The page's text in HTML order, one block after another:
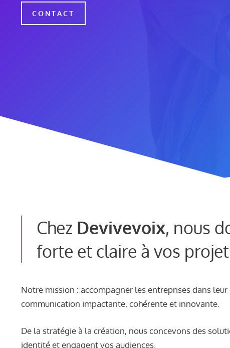
CONTACT
Chez Devivevoix, nous
forte et claire à vos
Notre mission : accompagner les entreprises dans
communication impactante, cohérente et innovante.
De la stratégie à la création, nous concevons des
identité et engagent vos audiences.